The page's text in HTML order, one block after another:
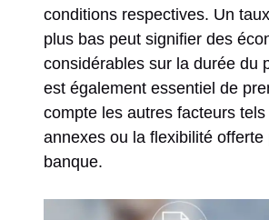
conditions respectives. Un
plus bas peut signifier des
considérables sur la durée du
est également essentiel de
compte les autres facteurs
annexes ou la flexibilité offerte
banque.